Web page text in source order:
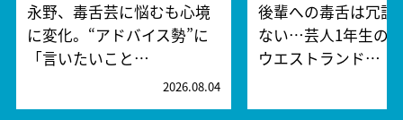
永野、毒舌芸に悩むも心境
に変化。“アドバイス勢”に
「言いたいこと…
2026.08.04
後輩への毒舌は冗談
ない…芸人1年生の“
ウエストランド…